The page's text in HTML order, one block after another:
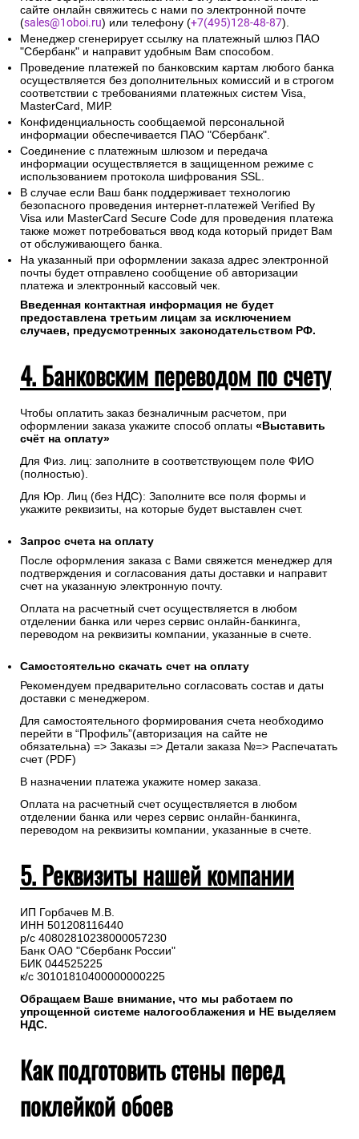
сайте онлайн свяжитесь с нами по электронной почте
(sales@1oboi.ru) или телефону (+7(495)128-48-87).
Менеджер сгенерирует ссылку на платежный шлюз ПАО
"Сбербанк" и направит удобным Вам способом.
Проведение платежей по банковским картам любого банка
осуществляется без дополнительных комиссий и в строгом
соответствии с требованиями платежных систем Visa,
MasterCard, МИР.
Конфиденциальность сообщаемой персональной
информации обеспечивается ПАО "Сбербанк".
Соединение с платежным шлюзом и передача
информации осуществляется в защищенном режиме с
использованием протокола шифрования SSL.
В случае если Ваш банк поддерживает технологию
безопасного проведения интернет-платежей Verified By
Visa или MasterCard Secure Code для проведения платежа
также может потребоваться ввод кода который придет Вам
от обслуживающего банка.
На указанный при оформлении заказа адрес электронной
почты будет отправлено сообщение об авторизации
платежа и электронный кассовый чек.
Введенная контактная информация не будет
предоставлена третьим лицам за исключением
случаев, предусмотренных законодательством РФ.
4. Банковским переводом по счету
Чтобы оплатить заказ безналичным расчетом, при
оформлении заказа укажите способ оплаты «Выставить
счёт на оплату»
Для Физ. лиц: заполните в соответствующем поле ФИО
(полностью).
Для Юр. Лиц (без НДС): Заполните все поля формы и
укажите реквизиты, на которые будет выставлен счет.
Запрос счета на оплату
После оформления заказа с Вами свяжется менеджер для
подтверждения и согласования даты доставки и направит
счет на указанную электронную почту.
Оплата на расчетный счет осуществляется в любом
отделении банка или через сервис онлайн-банкинга,
переводом на реквизиты компании, указанные в счете.
Самостоятельно скачать счет на оплату
Рекомендуем предварительно согласовать состав и даты
доставки с менеджером.
Для самостоятельного формирования счета необходимо
перейти в “Профиль”(авторизация на сайте не
обязательна) => Заказы => Детали заказа №=> Распечатать
счет (PDF)
В назначении платежа укажите номер заказа.
Оплата на расчетный счет осуществляется в любом
отделении банка или через сервис онлайн-банкинга,
переводом на реквизиты компании, указанные в счете.
5. Реквизиты нашей компании
ИП Горбачев М.В.
ИНН 501208116440
р/с 40802810238000057230
Банк ОАО "Сбербанк России"
БИК 044525225
к/с 30101810400000000225
Обращаем Ваше внимание, что мы работаем по
упрощенной системе налогооблажения и НЕ выделяем
НДС.
Как подготовить стены перед
поклейкой обоев